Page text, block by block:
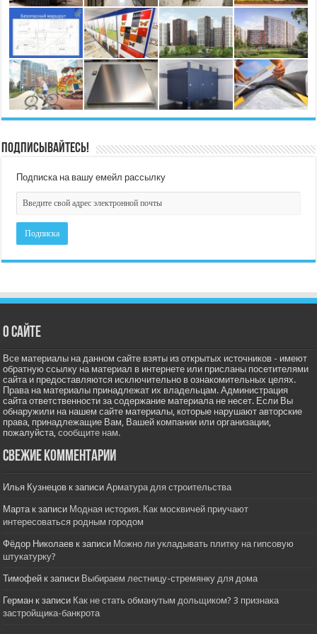
Подписывайтесь!
Подписка на вашу емейл рассылку
О сайте
Все материалы на данном сайте взяты из открытых источников - имеют
обратную ссылку на материал в интернете или присланы посетителями
сайта и предоставляются исключительно в ознакомительных целях.
Права на материалы принадлежат их владельцам. Администрация
сайта ответственности за содержание материала не несет. Если Вы
обнаружили на нашем сайте материалы, которые нарушают авторские
права, принадлежащие Вам, Вашей компании или организации,
пожалуйста,сообщите нам.
Свежие комментарии
Илья Кузнецов к записиАрматура для строительства
Марта к записи Модная история. Как москвичей приучают
интересоваться родным городом
Фёдор Николаев к записи Можно ли укладывать плитку на гипсовую
штукатурку?
Тимофей к записи Выбираем лестницу-стремянку для дома
Герман к записи Как не стать обманутым дольщиком? 3 признака
застройщика-банкрота